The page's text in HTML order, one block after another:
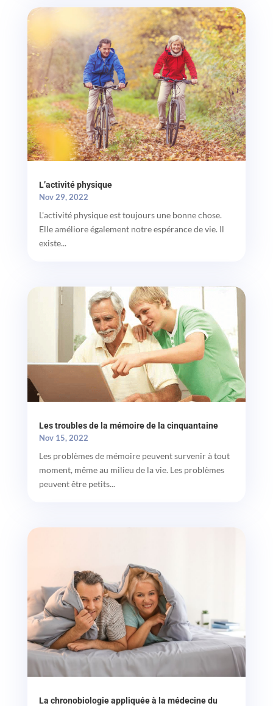
L’activité physique
Nov 29, 2022
L'activité physique est toujours une bonne chose.
Elle améliore également notre espérance de vie. Il
existe...
Les troubles de la mémoire de la cinquantaine
Nov 15, 2022
Les problèmes de mémoire peuvent survenir à tout
moment, même au milieu de la vie. Les problèmes
peuvent être petits...
La chronobiologie appliquée à la médecine du